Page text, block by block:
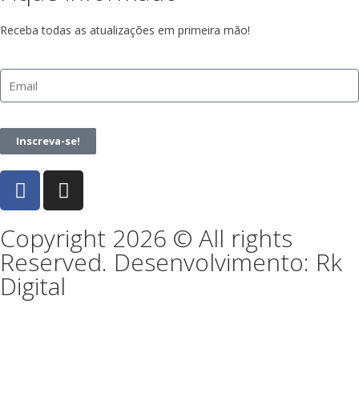
Receba todas as atualizações em primeira mão!
Inscreva-se!
Copyright 2026 © All rights
Reserved. Desenvolvimento: Rk
Digital